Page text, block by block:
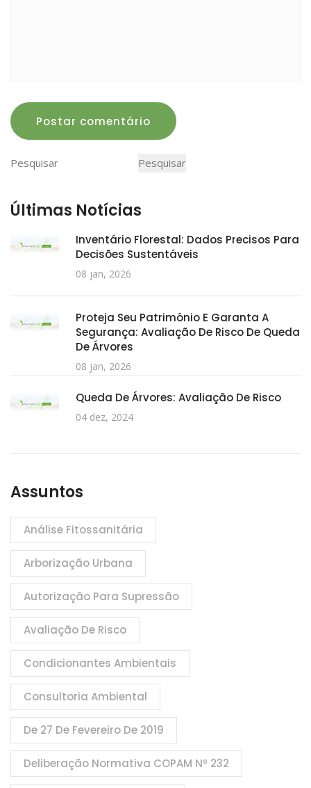
Postar comentário
Pesquisar
Pesquisar
Últimas Notícias
Inventário Florestal: Dados Precisos Para
Decisões Sustentáveis
08 jan, 2026
Proteja Seu Patrimônio E Garanta A
Segurança: Avaliação De Risco De Queda
De Árvores
08 jan, 2026
Queda De Árvores: Avaliação De Risco
04 dez, 2024
Assuntos
Análise Fitossanitária
Arborização Urbana
Autorização Para Supressão
Avaliação De Risco
Condicionantes Ambientais
Consultoria Ambiental
De 27 De Fevereiro De 2019
Deliberação Normativa COPAM Nº 232